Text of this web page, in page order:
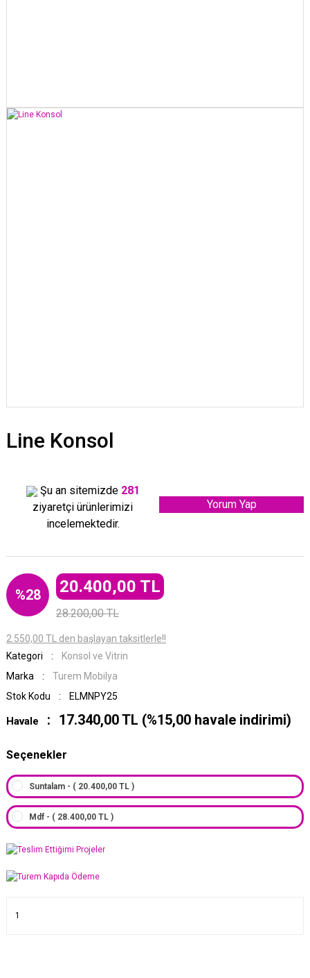
Line Konsol
Şu an sitemizde 281
ziyaretçi ürünlerimizi
incelemektedir.
Yorum Yap
%28 20.400,00 TL
28.200,00 TL
2.550,00 TL den başlayan taksitlerle!!
Kategori
Konsol ve Vitrin
Marka
Turem Mobilya
Stok Kodu
ELMNPY25
Havale 17.340,00 TL (%15,00 havale indirimi)
Seçenekler
Suntalam - ( 20.400,00 TL )
Mdf - ( 28.400,00 TL )